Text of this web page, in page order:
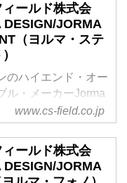
ールド株式会
DESIGN/JORMA
（ヨルマ・ステ
のハイエンド・オー
ル・メーカーJorma
ルマ・デザイン）の
「JORMA
（ヨルマ・ステイト
www.cs-field.co.jp
ールド株式会
DESIGN/JORMA